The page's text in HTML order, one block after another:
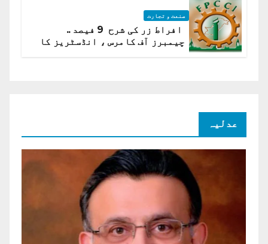
صنعت و تجارت
افراط زر کی شرح 9 فیصد ..
چیمبرز آف کامرس ، انڈسٹریز کا
عدلیہ